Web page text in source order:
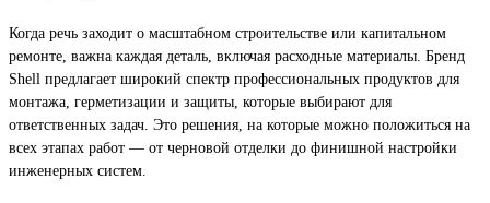
Когда речь заходит о масштабном строительстве или капитальном
ремонте, важна каждая деталь, включая расходные материалы. Бренд
Shell предлагает широкий спектр профессиональных продуктов для
монтажа, герметизации и защиты, которые выбирают для
ответственных задач. Это решения, на которые можно положиться на
всех этапах работ — от черновой отделки до финишной настройки
инженерных систем.